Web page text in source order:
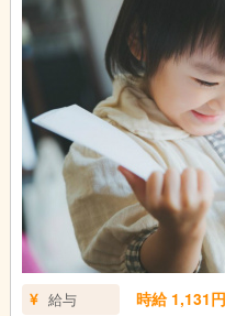
給与 時給 1,131